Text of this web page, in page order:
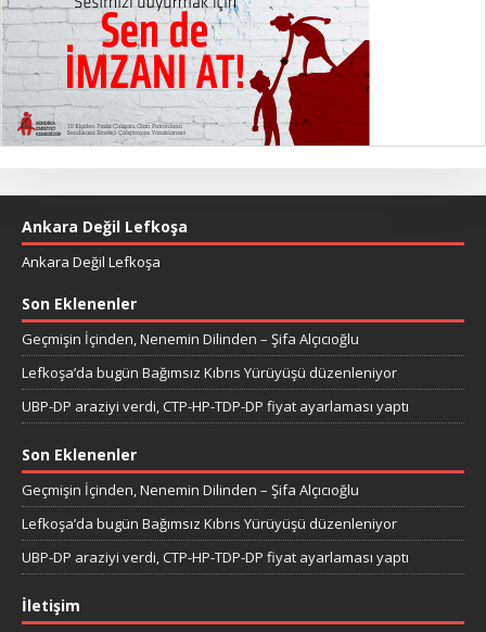
Ankara Değil Lefkoşa
Ankara Değil Lefkoşa
Son Eklenenler
Geçmişin İçinden, Nenemin Dilinden – Şifa Alçıcıoğlu
Lefkoşa’da bugün Bağımsız Kıbrıs Yürüyüşü düzenleniyor
UBP-DP araziyi verdi, CTP-HP-TDP-DP fiyat ayarlaması yaptı
Son Eklenenler
Geçmişin İçinden, Nenemin Dilinden – Şifa Alçıcıoğlu
Lefkoşa’da bugün Bağımsız Kıbrıs Yürüyüşü düzenleniyor
UBP-DP araziyi verdi, CTP-HP-TDP-DP fiyat ayarlaması yaptı
İletişim